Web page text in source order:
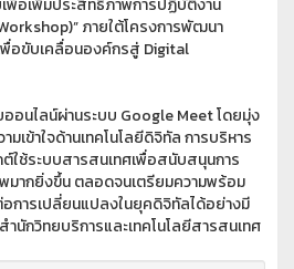
พื่อเพิ่มประสิทธิภาพการปฏิบัติงาน
ภายใต้โครงการพัฒนา
อขับเคลื่อนองค์กรสู่ Digital
อนไลน์ผ่านระบบ Google Meet โดยมุ่ง
มเข้าใจด้านเทคโนโลยีดิจิทัล การบริหาร
ใช้ระบบสารสนเทศเพื่อสนับสนุนการ
มากยิ่งขึ้น ตลอดจนเตรียมความพร้อม
การเปลี่ยนแปลงในยุคดิจิทัลได้อย่างมี
นักวิทยบริการและเทคโนโลยีสารสนเทศ